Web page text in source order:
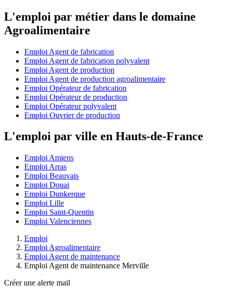
L'emploi par métier dans le domaine
Agroalimentaire
Emploi Agent de fabrication
Emploi Agent de fabrication polyvalent
Emploi Agent de production
Emploi Agent de production agroalimentaire
Emploi Opérateur de fabrication
Emploi Opérateur de production
Emploi Opérateur polyvalent
Emploi Ouvrier de production
L'emploi par ville en Hauts-de-France
Emploi Amiens
Emploi Arras
Emploi Beauvais
Emploi Douai
Emploi Dunkerque
Emploi Lille
Emploi Saint-Quentin
Emploi Valenciennes
Emploi
Emploi Agroalimentaire
Emploi Agent de maintenance
Emploi Agent de maintenance Merville
Créer une alerte mail